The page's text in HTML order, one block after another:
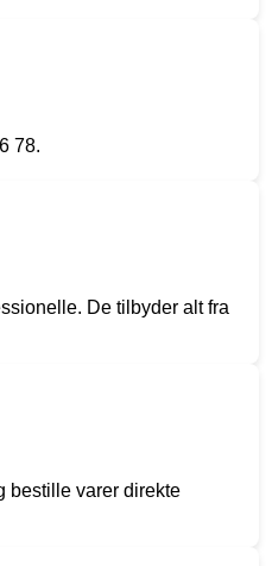
78.
De tilbyder alt fra
bestille varer direkte